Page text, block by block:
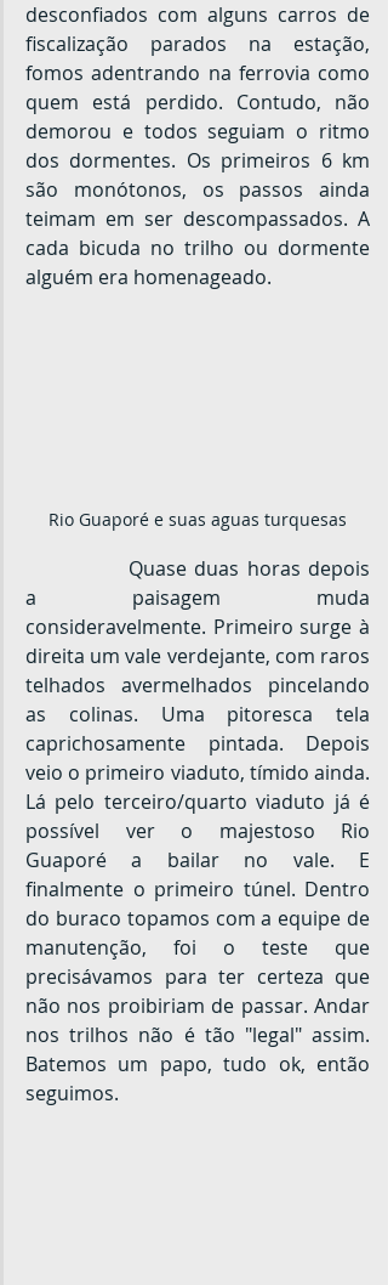
desconfiados com alguns carros de
fiscalização parados na estação,
fomos adentrando na ferrovia como
quem está perdido. Contudo, não
demorou e todos seguiam o ritmo
dos dormentes. Os primeiros 6 km
são monótonos, os passos ainda
teimam em ser descompassados. A
cada bicuda no trilho ou dormente
alguém era homenageado.
Rio Guaporé e suas aguas turquesas
a paisagem muda
consideravelmente. Primeiro surge à
direita um vale verdejante, com raros
telhados avermelhados pincelando
as colinas. Uma pitoresca tela
caprichosamente pintada. Depois
veio o primeiro viaduto, tímido ainda.
Lá pelo terceiro/quarto viaduto já é
possível ver o majestoso Rio
Guaporé a bailar no vale. E
finalmente o primeiro túnel. Dentro
do buraco topamos com a equipe de
manutenção, foi o teste que
precisávamos para ter certeza que
não nos proibiriam de passar. Andar
nos trilhos não é tão "legal" assim.
Batemos um papo, tudo ok, então
seguimos.